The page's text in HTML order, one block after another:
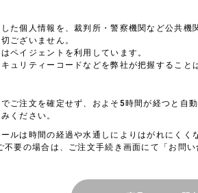
た個人情報を、裁判所・警察機関など公共
ございません。
ペイジェントを利用しています。
ュリティーコードなどを弊社が把握すること
ご注文を確定せず、およそ5時間が経つと自
ください。
ルは時間の経過や水通しによりはがれにく
不要の場合は、ご注文手続き画面にて「お問